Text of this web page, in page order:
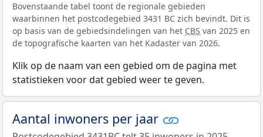
Bovenstaande tabel toont de regionale gebieden
waarbinnen het postcodegebied 3431 BC zich bevindt. Dit is
op basis van de gebiedsindelingen van het CBS van 2025 en
de topografische kaarten van het Kadaster van 2026.
Klik op de naam van een gebied om de pagina met
statistieken voor dat gebied weer te geven.
Aantal inwoners per jaar